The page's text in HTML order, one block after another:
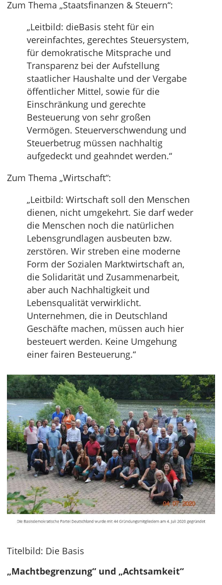
Zum Thema „Staatsfinanzen & Steuern“:
„Leitbild: dieBasis steht für ein
vereinfachtes, gerechtes Steuersystem,
für demokratische Mitsprache und
Transparenz bei der Aufstellung
staatlicher Haushalte und der Vergabe
öffentlicher Mittel, sowie für die
Einschränkung und gerechte
Besteuerung von sehr großen
Vermögen. Steuerverschwendung und
Steuerbetrug müssen nachhaltig
aufgedeckt und geahndet werden.“
Zum Thema „Wirtschaft“:
„Leitbild: Wirtschaft soll den Menschen
dienen, nicht umgekehrt. Sie darf weder
die Menschen noch die natürlichen
Lebensgrundlagen ausbeuten bzw.
zerstören. Wir streben eine moderne
Form der Sozialen Marktwirtschaft an,
die Solidarität und Zusammenarbeit,
aber auch Nachhaltigkeit und
Lebensqualität verwirklicht.
Unternehmen, die in Deutschland
Geschäfte machen, müssen auch hier
besteuert werden. Keine Umgehung
einer fairen Besteuerung.“
Titelbild: Die Basis
„Machtbegrenzung“ und „Achtsamkeit“